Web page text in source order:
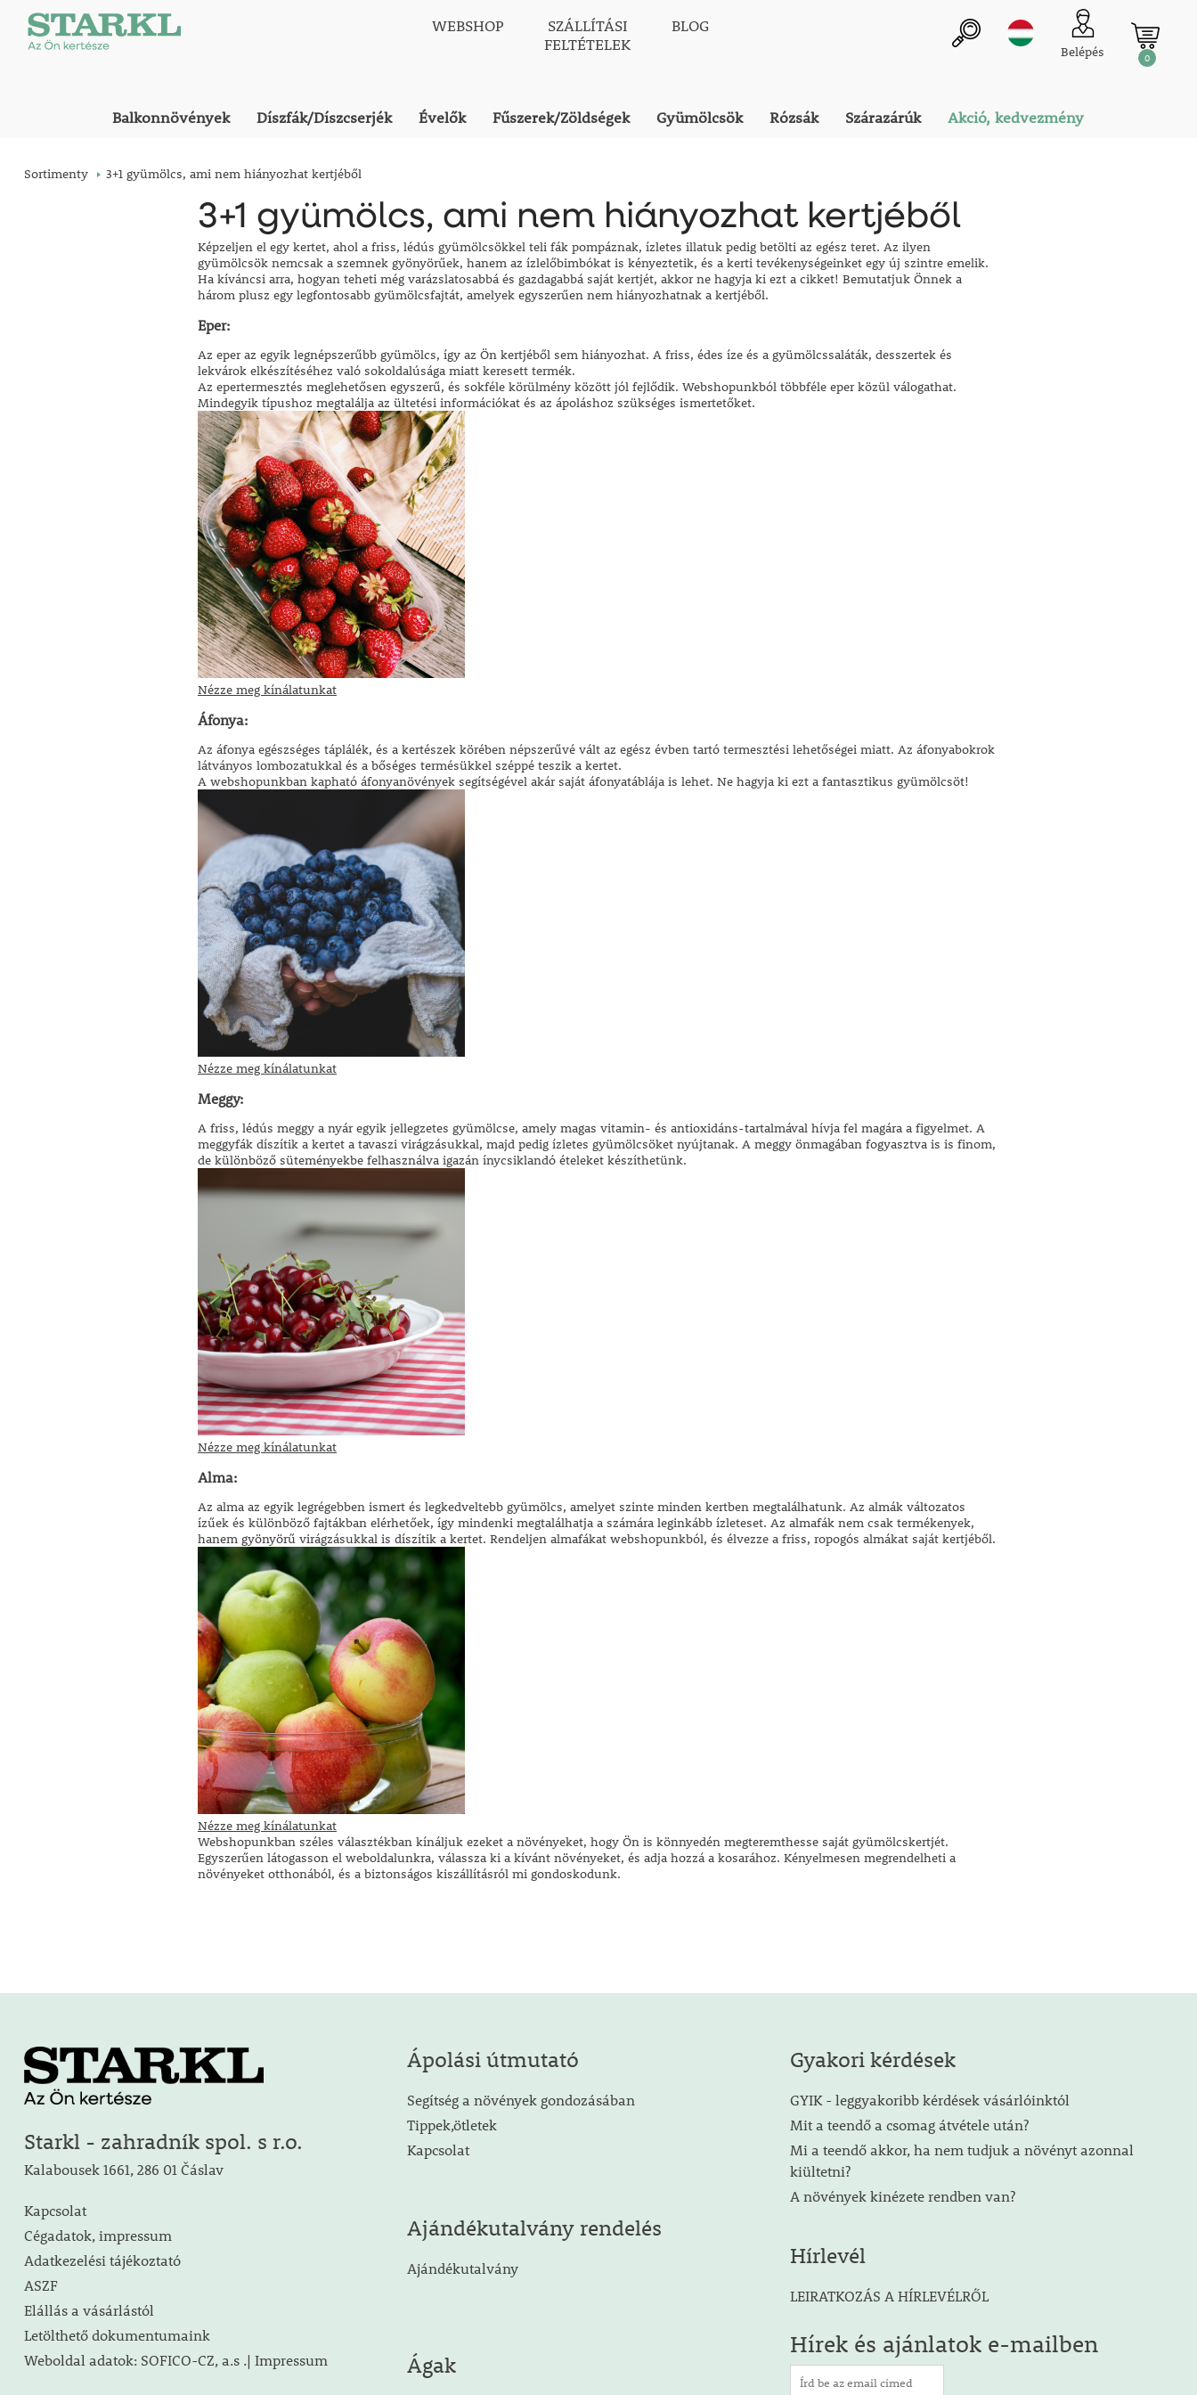
WEBSHOP
SZÁLLÍTÁSI
FELTÉTELEK
BLOG
Belépés 0
Balkonnövények Díszfák/Díszcserjék Évelők Fűszerek/Zöldségek Gyümölcsök Rózsák Szárazárúk Akció, kedvezmény
Sortimenty 3+1 gyümölcs, ami nem hiányozhat kertjéből
3+1 gyümölcs, ami nem hiányozhat kertjéből
Képzeljen el egy kertet, ahol a friss, lédús gyümölcsökkel teli fák pompáznak, ízletes illatuk pedig betölti az egész teret. Az ilyen
gyümölcsök nemcsak a szemnek gyönyörűek, hanem az ízlelőbimbókat is kényeztetik, és a kerti tevékenységeinket egy új szintre emelik.
Ha kíváncsi arra, hogyan teheti még varázslatosabbá és gazdagabbá saját kertjét, akkor ne hagyja ki ezt a cikket! Bemutatjuk Önnek a
három plusz egy legfontosabb gyümölcsfajtát, amelyek egyszerűen nem hiányozhatnak a kertjéből.
Eper:
Az eper az egyik legnépszerűbb gyümölcs, így az Ön kertjéből sem hiányozhat. A friss, édes íze és a gyümölcssaláták, desszertek és
lekvárok elkészítéséhez való sokoldalúsága miatt keresett termék.
Az epertermesztés meglehetősen egyszerű, és sokféle körülmény között jól fejlődik. Webshopunkból többféle eper közül válogathat.
Mindegyik típushoz megtalálja az ültetési információkat és az ápoláshoz szükséges ismertetőket.
Nézze meg kínálatunkat
Áfonya:
Az áfonya egészséges táplálék, és a kertészek körében népszerűvé vált az egész évben tartó termesztési lehetőségei miatt. Az áfonyabokrok
látványos lombozatukkal és a bőséges termésükkel széppé teszik a kertet.
A webshopunkban kapható áfonyanövények segítségével akár saját áfonyatáblája is lehet. Ne hagyja ki ezt a fantasztikus gyümölcsöt!
Nézze meg kínálatunkat
Meggy:
A friss, lédús meggy a nyár egyik jellegzetes gyümölcse, amely magas vitamin- és antioxidáns-tartalmával hívja fel magára a figyelmet. A
meggyfák díszítik a kertet a tavaszi virágzásukkal, majd pedig ízletes gyümölcsöket nyújtanak. A meggy önmagában fogyasztva is is finom,
de különböző süteményekbe felhasználva igazán ínycsiklandó ételeket készíthetünk.
Nézze meg kínálatunkat
Alma:
Az alma az egyik legrégebben ismert és legkedveltebb gyümölcs, amelyet szinte minden kertben megtalálhatunk. Az almák változatos
ízűek és különböző fajtákban elérhetőek, így mindenki megtalálhatja a számára leginkább ízleteset. Az almafák nem csak termékenyek,
hanem gyönyörű virágzásukkal is díszítik a kertet. Rendeljen almafákat webshopunkból, és élvezze a friss, ropogós almákat saját kertjéből.
Nézze meg kínálatunkat
Webshopunkban széles választékban kínáljuk ezeket a növényeket, hogy Ön is könnyedén megteremthesse saját gyümölcskertjét.
Egyszerűen látogasson el weboldalunkra, válassza ki a kívánt növényeket, és adja hozzá a kosarához. Kényelmesen megrendelheti a
növényeket otthonából, és a biztonságos kiszállításról mi gondoskodunk.
Starkl - zahradník spol. s r.o.
Kalabousek 1661, 286 01 Čáslav
Kapcsolat
Cégadatok, impressum
Adatkezelési tájékoztató
ASZF
Elállás a vásárlástól
Letölthető dokumentumaink
Weboldal adatok: SOFICO-CZ, a.s .| Impressum
Ápolási útmutató
Segítség a növények gondozásában
Tippek,ötletek
Kapcsolat
Ajándékutalvány rendelés
Ajándékutalvány
Ágak
Gyakori kérdések
GYIK - leggyakoribb kérdések vásárlóinktól
Mit a teendő a csomag átvétele után?
Mi a teendő akkor, ha nem tudjuk a növényt azonnal
kiültetni?
A növények kinézete rendben van?
Hírlevél
LEIRATKOZÁS A HÍRLEVÉLRŐL
Hírek és ajánlatok e-mailben